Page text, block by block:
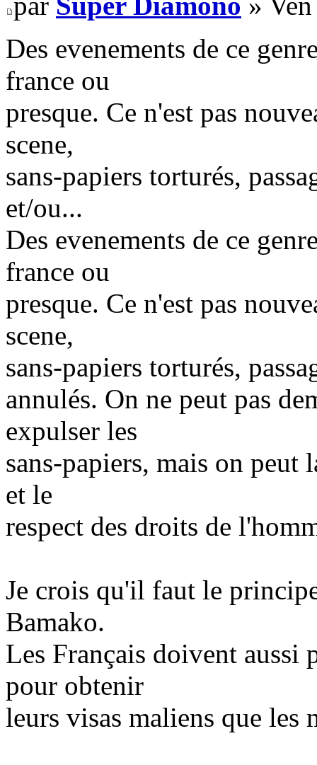
Des evenements de ce
france ou
presque. Ce n'est pas
scene,
sans-papiers torturés,
et/ou...
Des evenements de ce
france ou
presque. Ce n'est pas
scene,
sans-papiers torturés,
annulés. On ne peut pas
expulser les
sans-papiers, mais on
et le
respect des droits de
Je crois qu'il faut le
Bamako.
Les Français doivent aussi
pour obtenir
leurs visas maliens que les